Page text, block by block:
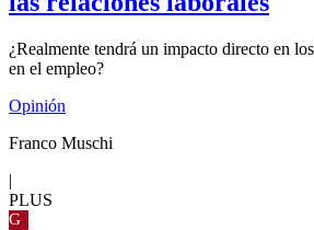
¿Realmente tendrá un impacto directo en
en el empleo?
Opinión
Franco Muschi
|
PLUS
G